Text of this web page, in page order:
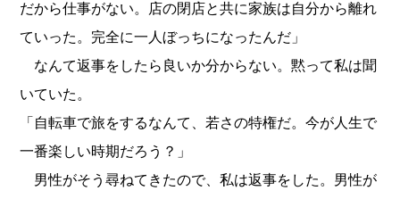
だから仕事がない。店の閉店と共に家族は自分から離れ
ていった。完全に一人ぼっちになったんだ」
なんて返事をしたら良いか分からない。黙って私は聞
いていた。
「自転車で旅をするなんて、若さの特権だ。今が人生で
一番楽しい時期だろう？」
男性がそう尋ねてきたので、私は返事をした。男性が